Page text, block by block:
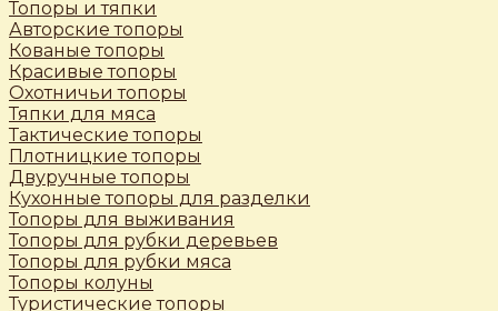
Топоры и тяпки
Авторские топоры
Кованые топоры
Красивые топоры
Охотничьи топоры
Тяпки для мяса
Тактические топоры
Плотницкие топоры
Двуручные топоры
Кухонные топоры для разделки
Топоры для выживания
Топоры для рубки деревьев
Топоры для рубки мяса
Топоры колуны
Туристические топоры